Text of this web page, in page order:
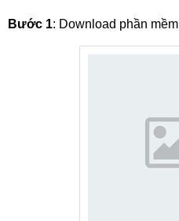
Bước 1: Download phần mềm